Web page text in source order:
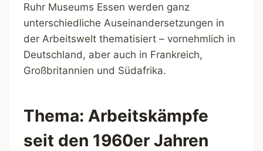
Ruhr Museums Essen werden ganz
unterschiedliche Auseinandersetzungen in
der Arbeitswelt thematisiert – vornehmlich in
Deutschland, aber auch in Frankreich,
Großbritannien und Südafrika.
Thema: Arbeitskämpfe
seit den 1960er Jahren